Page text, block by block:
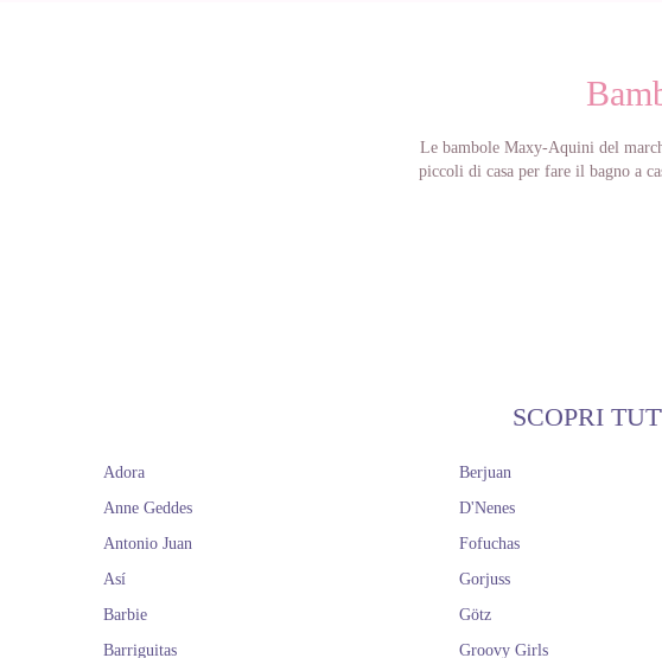
Le bambole Maxy-Aquini del
piccoli di casa per fare il bagno a
SCOPRI
Adora
Anne Geddes
Antonio Juan
Así
Barbie
Barriguitas
Berjuan
D'Nenes
Fofuchas
Gorjuss
Götz
Groovy Girls